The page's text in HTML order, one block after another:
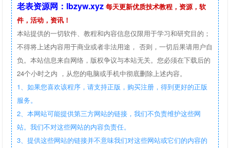
老表资源网：lbzyw.xyz 每天更新优质技术教程，资源，软
件，活动，资讯！
本站提供的一切软件、教程和内容信息仅限用于学习和研究目的；
不得将上述内容用于商业或者非法用途， 否则，一切后果请用户自
负。本站信息来自网络，版权争议与本站无关。您必须在下载后的
24个小时之内 ，从您的电脑或手机中彻底删除上述内容。
1、如果您喜欢该程序，请支持正版，购买注册，得到更好的正版
服务。
2、本网站可能提供第三方网站的链接，我们不负责维护这些网
站。我们不对这些网站的内容负责任。
3、提供这些网站的链接并不意味我们对这些网站或它们的内容的